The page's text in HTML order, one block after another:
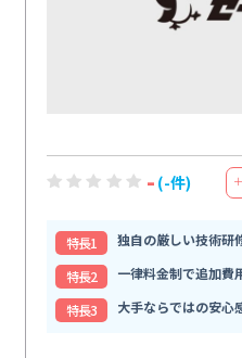
- (-件) ＋
特⻑1
独自の厳しい技術研
特⻑2
一律料金制で追加費
特⻑3
大手ならではの安心